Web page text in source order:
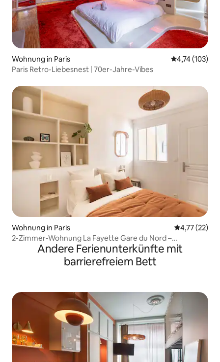
Wohnung in Paris
4,74 (103)
Paris Retro-Liebesnest | 70er-Jahre-Vibes
Wohnung in Paris
4,77 (22)
2-Zimmer-Wohnung La Fayette Gare du Nord –
4 PersonenAndere Ferienunterkünfte mit
barrierefreiem Bett